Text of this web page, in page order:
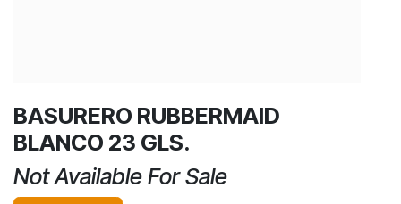
BASURERO RUBBERMAID
BLANCO 23 GLS.
Not Available For Sale